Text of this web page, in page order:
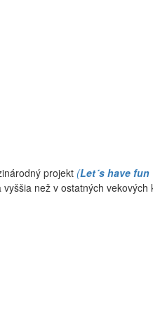
projekt (Let´s have
vyššia než v ostatných vekových